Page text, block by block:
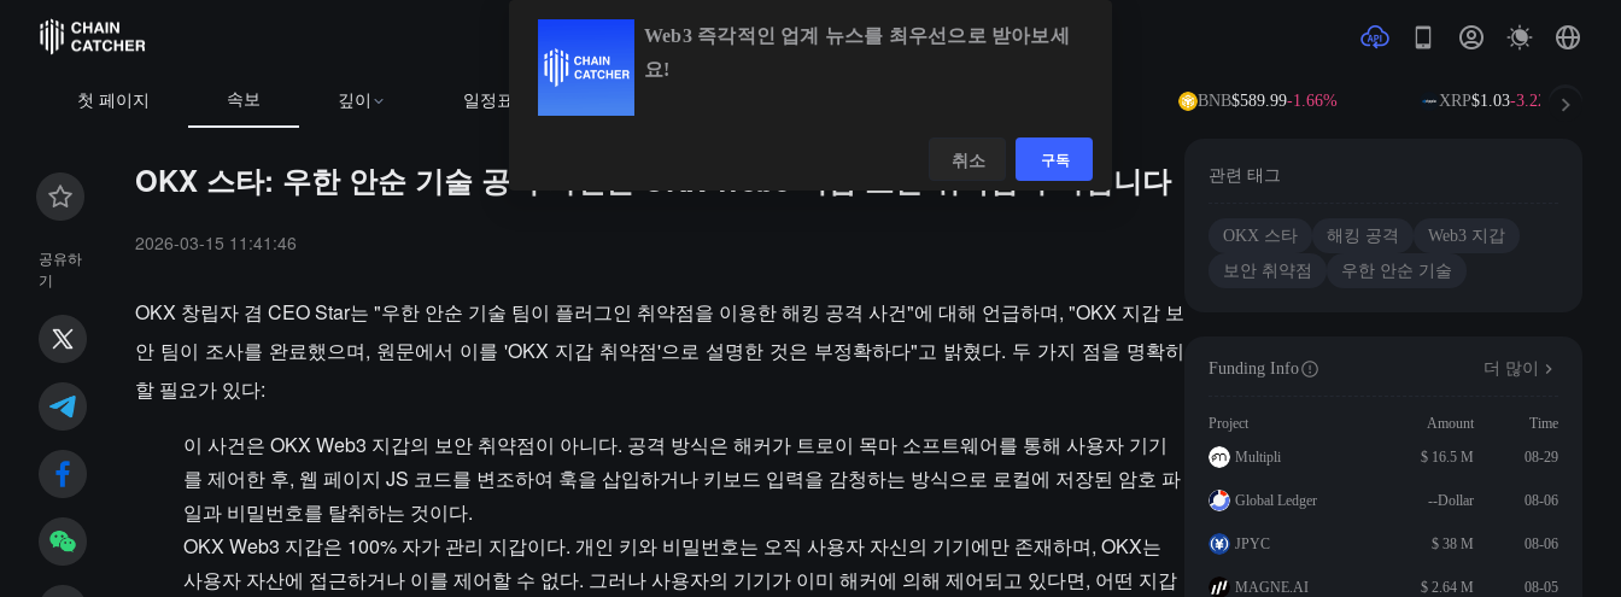
첫 페이지 속보 깊이 일정표 BNB$589.99-1.66% XRP$1.03-3.22%
공유하
기
OKX 스타: 우한 안순 기술 공격 사건은 OKX Web3 지갑 보안 취약점이 아닙니다
2026-03-15 11:41:46
OKX 창립자 겸 CEO Star는 "우한 안순 기술 팀이 플러그인 취약점을 이용한 해킹 공격 사건"에 대해 언급하며, "OKX 지갑 보
안 팀이 조사를 완료했으며, 원문에서 이를 'OKX 지갑 취약점'으로 설명한 것은 부정확하다"고 밝혔다. 두 가지 점을 명확히
할 필요가 있다:
이 사건은 OKX Web3 지갑의 보안 취약점이 아니다. 공격 방식은 해커가 트로이 목마 소프트웨어를 통해 사용자 기기
를 제어한 후, 웹 페이지 JS 코드를 변조하여 훅을 삽입하거나 키보드 입력을 감청하는 방식으로 로컬에 저장된 암호 파
일과 비밀번호를 탈취하는 것이다.
OKX Web3 지갑은 100% 자가 관리 지갑이다. 개인 키와 비밀번호는 오직 사용자 자신의 기기에만 존재하며, OKX는
사용자 자산에 접근하거나 이를 제어할 수 없다. 그러나 사용자의 기기가 이미 해커에 의해 제어되고 있다면, 어떤 지갑
관련 태그
OKX 스타 해킹 공격
Web3 지갑
보안 취약점
우한 안순 기술
Funding Info 더 많이
Project Amount
Time
Multipli
$ 16.5 M 08-29
Global Ledger --Dollar 08-06
JPYC $ 38 M 08-06
MAGNE.AI $ 2.64 M 08-05
Web3 즉각적인 업계 뉴스를 최우선으로 받아보세
요!
취소 구독